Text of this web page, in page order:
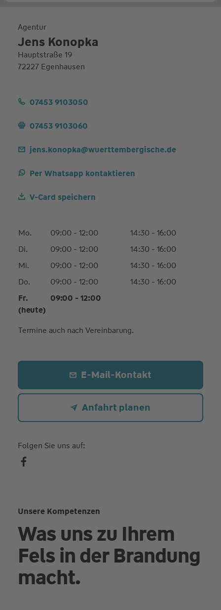
Agentur
Jens Konopka
Hauptstraße 19
72227 Egenhausen
07453 9103050
07453 9103060
jens.konopka@wuerttembergische.de
Per Whatsapp kontaktieren
V-Card speichern
Mo. 09:00 - 12:00
14:30 - 16:00
Di.
09:00 - 12:00
14:30 - 16:00
Mi.
09:00 - 12:00
14:30 - 16:00
Do.
09:00 - 12:00
14:30 - 16:00
Fr.
(heute)
09:00 - 12:00
Termine auch nach Vereinbarung.
E-Mail-Kontakt
Anfahrt planen
Folgen Sie uns auf:
Unsere Kompetenzen
Was uns zu Ihrem
Fels in der Brandung
macht.